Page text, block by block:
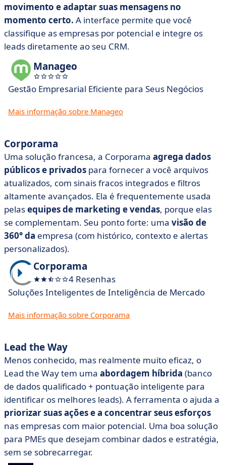
movimento e adaptar suas mensagens no
momento certo. A interface permite que você
classifique as empresas por potencial e integre os
leads diretamente ao seu CRM.
Manageo
Gestão Empresarial Eficiente para Seus Negócios
Mais informação sobre Manageo
Corporama
Uma solução francesa, a Corporama agrega dados
públicos e privados para fornecer a você arquivos
atualizados, com sinais fracos integrados e filtros
altamente avançados. Ela é frequentemente usada
pelasequipes de marketing e vendas, porque elas
se complementam. Seu ponto forte: uma visão de
360° da empresa (com histórico, contexto e alertas
personalizados).
Corporama
4 Resenhas
Soluções Inteligentes de Inteligência de Mercado
Mais informação sobre Corporama
Lead the Way
Menos conhecido, mas realmente muito eficaz, o
Lead the Way tem uma abordagem híbrida (banco
de dados qualificado + pontuação inteligente para
identificar os melhores leads). A ferramenta o ajuda a
priorizar suas ações e a concentrar seus esforços
nas empresas com maior potencial. Uma boa solução
para PMEs que desejam combinar dados e estratégia,
sem se sobrecarregar.